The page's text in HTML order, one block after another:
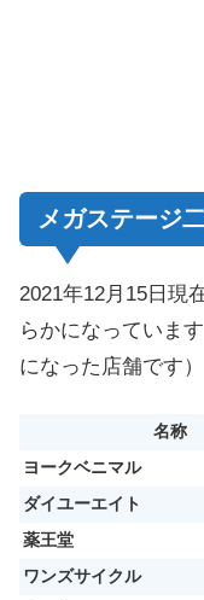
メガステージ
2021年12月15日現
らかになっていま
になった店舗です）
名称
ヨークベニマル
ダイユーエイト
薬王堂
ワンズサイクル